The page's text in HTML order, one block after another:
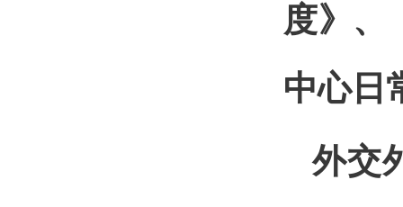
度》、
中心日
外交